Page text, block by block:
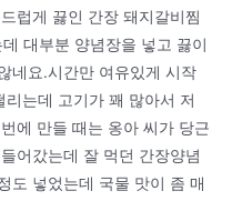
럽게 끓인 간장 돼지갈비찜
대부분 양념장을 넣고 끓이
네요.시간만 여유있게 시작
는데 고기가 꽤 많아서 저
에 만들 때는 옹아 씨가 당근
어갔는데 잘 먹던 간장양념
도 넣었는데 국물 맛이 좀 매